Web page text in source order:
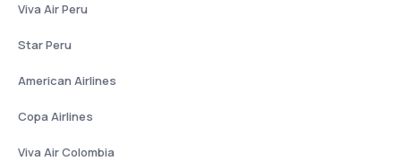
Viva Air Peru
Star Peru
American Airlines
Copa Airlines
Viva Air Colombia